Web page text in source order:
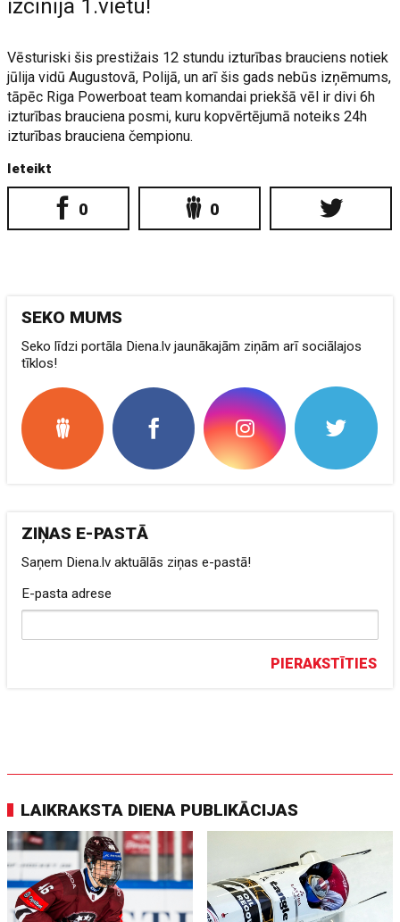
izcīnīja 1.vietu!
Vēsturiski šis prestižais 12 stundu izturības brauciens notiek
jūlija vidū Augustovā, Polijā, un arī šis gads nebūs izņēmums,
tāpēc Riga Powerboat team komandai priekšā vēl ir divi 6h
izturības brauciena posmi, kuru kopvērtējumā noteiks 24h
izturības brauciena čempionu.
Ieteikt
0 0
SEKO MUMS
Seko līdzi portāla Diena.lv jaunākajām ziņām arī sociālajos
tīklos!
ZIŅAS E-PASTĀ
Saņem Diena.lv aktuālās ziņas e-pastā!
E-pasta adrese
PIERAKSTĪTIES
LAIKRAKSTA DIENA PUBLIKĀCIJAS